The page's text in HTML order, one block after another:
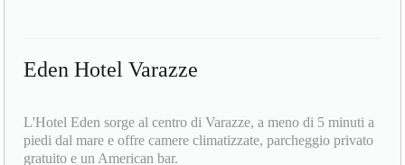
Eden Hotel Varazze
L'Hotel Eden sorge al centro di Varazze, a meno di 5 minuti a
piedi dal mare e offre camere climatizzate, parcheggio privato
gratuito e un American bar.